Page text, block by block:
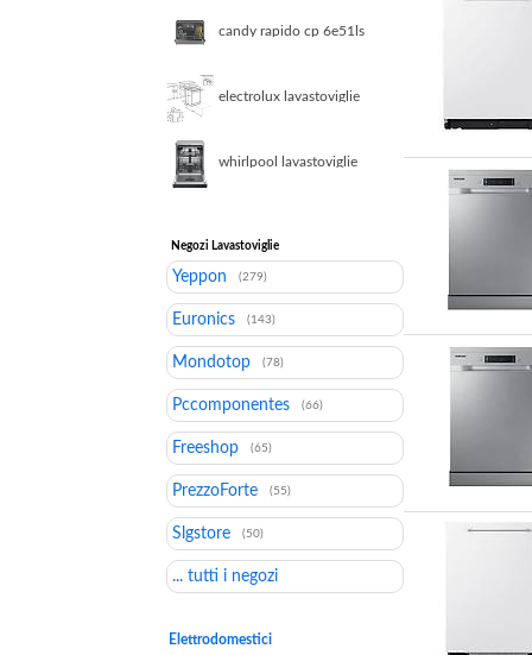
candy rapido cp 6e51ls
electrolux lavastoviglie
whirlpool lavastoviglie
Negozi Lavastoviglie
Yeppon (279)
Euronics (143)
Mondotop (78)
Pccomponentes (66)
Freeshop (65)
PrezzoForte (55)
Slgstore (50)
... tutti i negozi
Elettrodomestici